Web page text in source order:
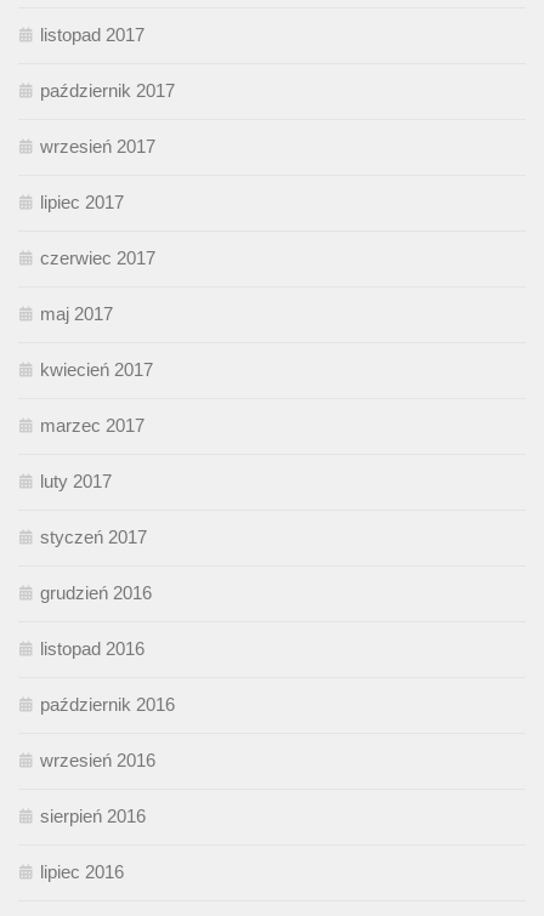
listopad 2017
październik 2017
wrzesień 2017
lipiec 2017
czerwiec 2017
maj 2017
kwiecień 2017
marzec 2017
luty 2017
styczeń 2017
grudzień 2016
listopad 2016
październik 2016
wrzesień 2016
sierpień 2016
lipiec 2016